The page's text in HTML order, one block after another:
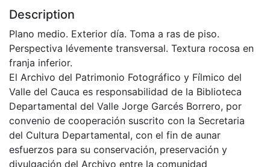
Description
Plano medio. Exterior día. Toma a ras de piso.
Perspectiva lévemente transversal. Textura rocosa en
franja inferior.
El Archivo del Patrimonio Fotográfico y Fílmico del
Valle del Cauca es responsabilidad de la Biblioteca
Departamental del Valle Jorge Garcés Borrero, por
convenio de cooperación suscrito con la Secretaria
del Cultura Departamental, con el fin de aunar
esfuerzos para su conservación, preservación y
divulgación del Archivo entre la comunidad